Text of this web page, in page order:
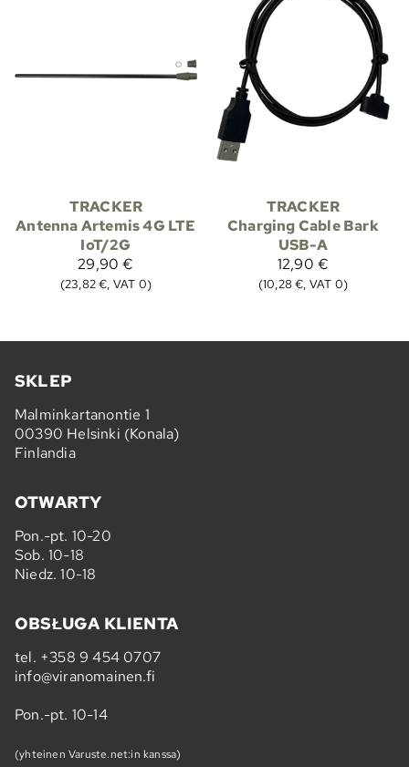
TRACKER
Antenna Artemis 4G LTE
IoT/2G
29,90 €
(23,82 €, VAT 0)
TRACKER
Charging Cable Bark
USB-A
12,90 €
(10,28 €, VAT 0)
SKLEP
Malminkartanontie 1
00390 Helsinki (Konala)
Finlandia
OTWARTY
Pon.-pt. 10-20
Sob. 10-18
Niedz. 10-18
OBSŁUGA KLIENTA
tel. +358 9 454 0707
info@viranomainen.fi
Pon.-pt. 10-14
(yhteinen Varuste.net:in kanssa)